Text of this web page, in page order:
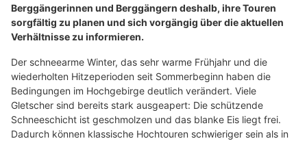
Berggängerinnen und Berggängern deshalb, ihre Touren
sorgfältig zu planen und sich vorgängig über die aktuellen
Verhältnisse zu informieren.
Der schneearme Winter, das sehr warme Frühjahr und die
wiederholten Hitzeperioden seit Sommerbeginn haben die
Bedingungen im Hochgebirge deutlich verändert. Viele
Gletscher sind bereits stark ausgeapert: Die schützende
Schneeschicht ist geschmolzen und das blanke Eis liegt frei.
Dadurch können klassische Hochtouren schwieriger sein als in